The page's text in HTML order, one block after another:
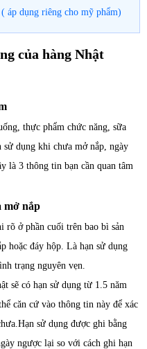
áp dụng riêng cho mỹ phẩm)
của hàng Nhật
thực phẩm chức năng, sữa
dụng khi chưa mở nắp, ngày
là 3 thông tin bạn cần quan tâm
mở nắp
rõ ở phần cuối trên bao bì sản
hoặc đáy hộp. Là hạn sử dụng
trạng nguyên vẹn.
sẽ có hạn sử dụng từ 1.5 năm
căn cứ vào thông tin này để xác
sử dụng được ghi bằng
ngược lại so với cách ghi hạn